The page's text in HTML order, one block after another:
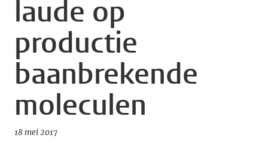
laude op
productie
baanbrekende
moleculen
18 mei 2017